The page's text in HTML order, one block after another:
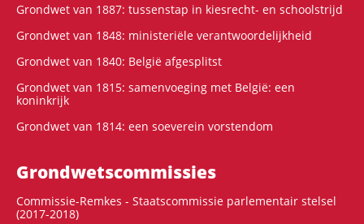
Grondwet van 1887: tussenstap in kiesrecht- en schoolstrijd
Grondwet van 1848: ministeriële verantwoordelijkheid
Grondwet van 1840: België afgesplitst
Grondwet van 1815: samenvoeging met België: een
koninkrijk
Grondwet van 1814: een soeverein vorstendom
Grondwets­commissies
Commissie-Remkes - Staatscommissie parlementair stelsel
(2017-2018)